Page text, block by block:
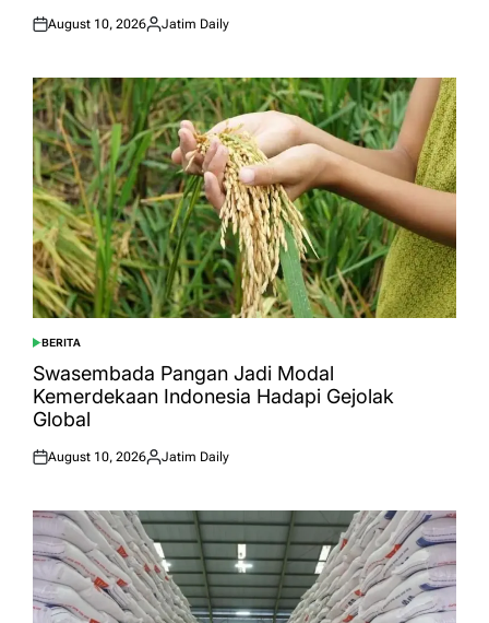
Posted
August 10, 2026
Posted
Jatim Daily
POSTED
IN
BERITA
Swasembada Pangan Jadi Modal
Kemerdekaan Indonesia Hadapi Gejolak
Global
Posted
August 10, 2026
Posted
Jatim Daily